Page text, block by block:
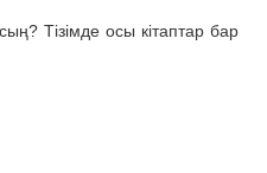
Тізімде осы кітаптар бар